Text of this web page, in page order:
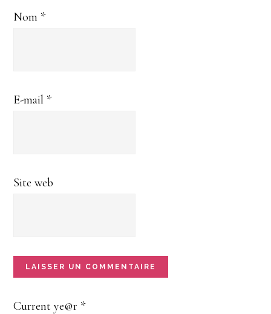
Nom *
E-mail *
Site web
Current ye@r *